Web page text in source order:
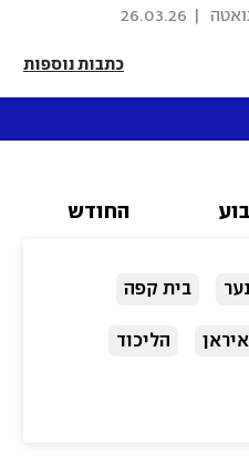
26.03.26
כתבות נוספות
החודש
נער בית קפה
איראן הליכוד